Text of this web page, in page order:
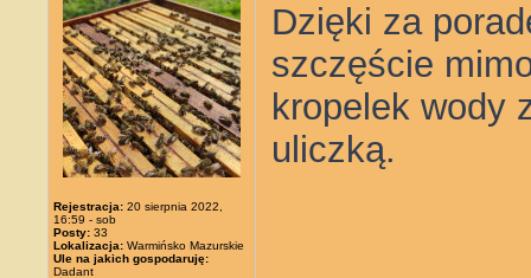
Rejestracja: 20 sierpnia 2022,
16:59 - sob
Posty: 33
Lokalizacja: Warmińsko Mazurskie
Ule na jakich gospodaruję:
Dadant
Dzięki za
szczęście
kropelek wody
uliczką.